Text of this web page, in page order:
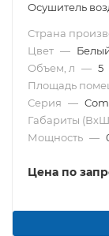
Осушитель
Страна
Цвет —
Объем, л — 5
Площадь
Серия —
Габариты
Мощность —
Цена по